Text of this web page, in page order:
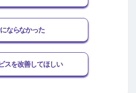
ならなかった
スを改善してほしい